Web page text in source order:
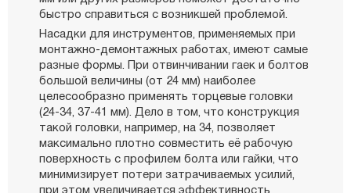
быстро справиться с возникшей проблемой.
Насадки для инструментов, применяемых при
монтажно-демонтажных работах, имеют самые
разные формы. При отвинчивании гаек и болтов
большой величины (от 24 мм) наиболее
целесообразно применять торцевые головки
(24-34, 37-41 мм). Дело в том, что конструкция
такой головки, например, на 34, позволяет
максимально плотно совместить её рабочую
поверхность с профилем болта или гайки, что
минимизирует потери затрачиваемых усилий,
при этом увеличивается эффективность